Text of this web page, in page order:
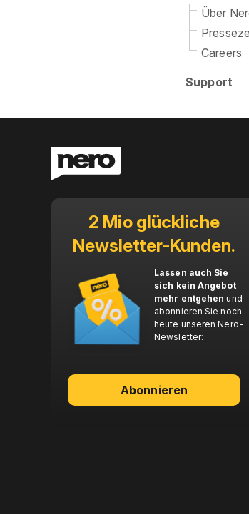
Über
Careers
Support
2 Mio glückliche
Newsletter-Kunden.
Lassen auch Sie
sich kein Angebot
mehr entgehen und
abonnieren Sie noch
heute unseren Nero-
Newsletter:
Abonnieren